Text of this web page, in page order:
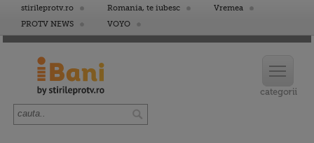
stirileprotv.ro Romania, te iubesc
Vremea
PROTV NEWS
VOYO